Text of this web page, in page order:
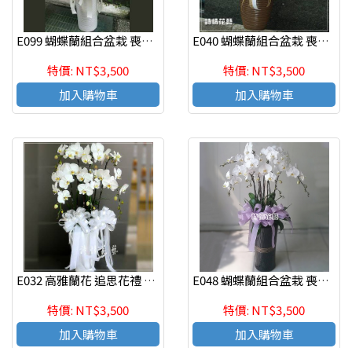
E099 蝴蝶蘭組合盆栽 喪禮弔唁蝴蝶蘭盆栽
特價: NT$3,500
加入購物車
E040 蝴蝶蘭組合盆栽 喪禮弔唁蝴蝶蘭盆栽
特價: NT$3,500
加入購物車
E032 高雅蘭花 追思花禮 弔唁蘭花
特價: NT$3,500
加入購物車
E048 蝴蝶蘭組合盆栽 喪禮弔唁蝴蝶蘭盆栽
特價: NT$3,500
加入購物車